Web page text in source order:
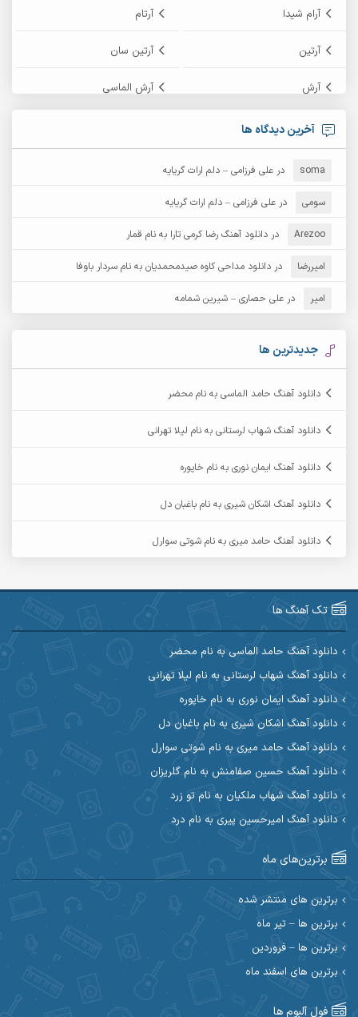
آرام شیدا آرتام
آرتین آرتین سان
آرش آرش الماسی
آرش امامی
آرش دی جی 2
آرش عثمان
آرش مبهم آرش مستشیری
آرش مهرابی آرش نظری
آرشام
آرکاداش
آرین صیادی
آرین مریدی
آوات بوکانی آوات یگانه
آیت احمدنژاد
ابراهیم شمس ابوالحسن جاویدان
ابی حسینی
احسان آیینفر احسان اصغری
احسان امیدوار
احسان حیدری احسان دریادل
احسان رمضانی احسان علیانی
احسان کریمی احسان کمری
احسان مرادیان احمد اسلامی
آخرین دیدگاه ها
soma در علی فرزامی – دلم ارات گریایه
سومی در علی فرزامی – دلم ارات گریایه
Arezoo در دانلود آهنگ رضا کرمی تارا به نام قمار
امیررضا در دانلود مداحی کاوه صیدمحمدیان به نام سردار باوفا
امیر در علی حصاری – شیرین شمامه
جدیدترین ها
دانلود آهنگ حامد الماسی به نام محضر
دانلود آهنگ شهاب لرستانی به نام لیلا تهرانی
دانلود آهنگ ایمان نوری به نام خاپوره
دانلود آهنگ اشکان شیری به نام باغبان دل
دانلود آهنگ حامد میری به نام شوتی سوارل
تک آهنگ ها
دانلود آهنگ حامد الماسی به نام محضر
دانلود آهنگ شهاب لرستانی به نام لیلا تهرانی
دانلود آهنگ ایمان نوری به نام خاپوره
دانلود آهنگ اشکان شیری به نام باغبان دل
دانلود آهنگ حامد میری به نام شوتی سوارل
دانلود آهنگ حسین صفامنش به نام گلریزان
دانلود آهنگ شهاب ملکیان به نام تو زرد
دانلود آهنگ امیرحسین پیری به نام درد
برترین‌های ماه
برترین های منتشر شده
برترین ها – تیر ماه
برترین ها – فروردین
برترین های اسفند ماه
فول آلبوم ها